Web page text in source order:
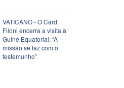
VATICANO - O Card.
Filoni encerra a visita à
Guiné Equatorial: “A
missão se faz com o
testemunho”